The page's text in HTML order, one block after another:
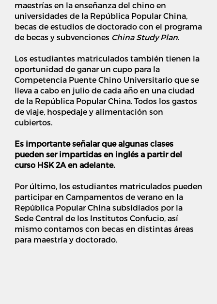
maestrías en la enseñanza del chino en
universidades de la República Popular China,
becas de estudios de doctorado con el programa
de becas y subvenciones China Study Plan.
Los estudiantes matriculados también tienen la
oportunidad de ganar un cupo para la
Competencia Puente Chino Universitario que se
lleva a cabo en julio de cada año en una ciudad
de la República Popular China. Todos los gastos
de viaje, hospedaje y alimentación son
cubiertos.
Es importante señalar que algunas clases
pueden ser impartidas en inglés a partir del
curso HSK 2A en adelante.
Por último, los estudiantes matriculados pueden
participar en Campamentos de verano en la
República Popular China subsidiados por la
Sede Central de los Institutos Confucio, así
mismo contamos con becas en distintas áreas
para maestría y doctorado.